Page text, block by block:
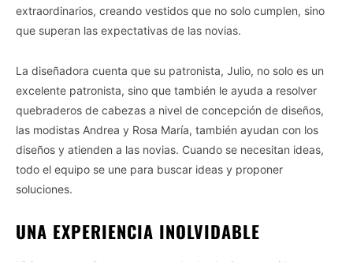
extraordinarios, creando vestidos que no solo cumplen, sino
que superan las expectativas de las novias.
La diseñadora cuenta que su patronista, Julio, no solo es un
excelente patronista, sino que también le ayuda a resolver
quebraderos de cabezas a nivel de concepción de diseños,
las modistas Andrea y Rosa María, también ayudan con los
diseños y atienden a las novias. Cuando se necesitan ideas,
todo el equipo se une para buscar ideas y proponer
soluciones.
UNA EXPERIENCIA INOLVIDABLE